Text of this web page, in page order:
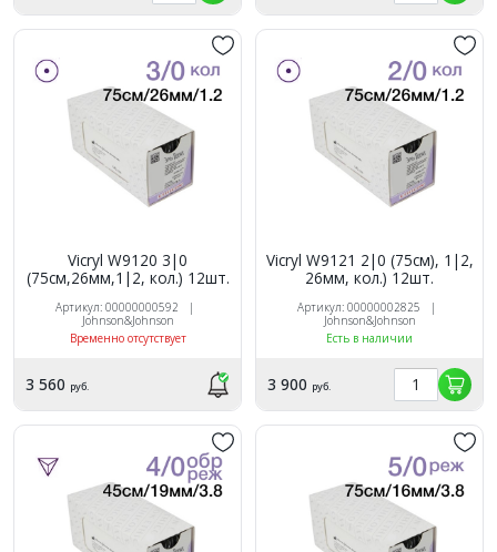
Vicryl W9120 3|0
(75см,26мм,1|2, кол.) 12шт.
Артикул: 00000000592 |
Johnson&Johnson
Временно отсутствует
3 560 руб.
Vicryl W9121 2|0 (75см), 1|2,
26мм, кол.) 12шт.
Артикул: 00000002825 |
Johnson&Johnson
Есть в наличии
3 900 руб.